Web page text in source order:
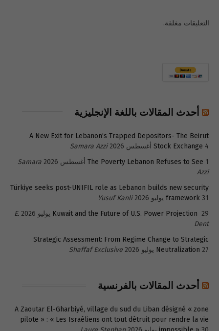
التعليقات مغلقة.
أحدث المقالات باللغة الإنجليزية
A New Exit for Lebanon’s Trapped Depositors- The Beirut
Stock Exchange 4 أغسطس 2026
Samara Azzi
The Poverty Lebanon Refuses to See 1 أغسطس 2026
Samara
Azzi
Türkiye seeks post-UNIFIL role as Lebanon builds new security
framework 31 يوليو 2026
Yusuf Kanli
Kuwait and the Future of U.S. Power Projection 29 يوليو 2026
E.
Dent
Strategic Assessment: From Regime Change to Strategic
Neutralization 27 يوليو 2026 Shaffaf Exclusive
أحدث المقالات بالفرنسية
A Zaoutar El-Gharbiyé, village du sud du Liban désigné « zone
pilote » : « Les Israéliens ont tout détruit pour rendre la vie